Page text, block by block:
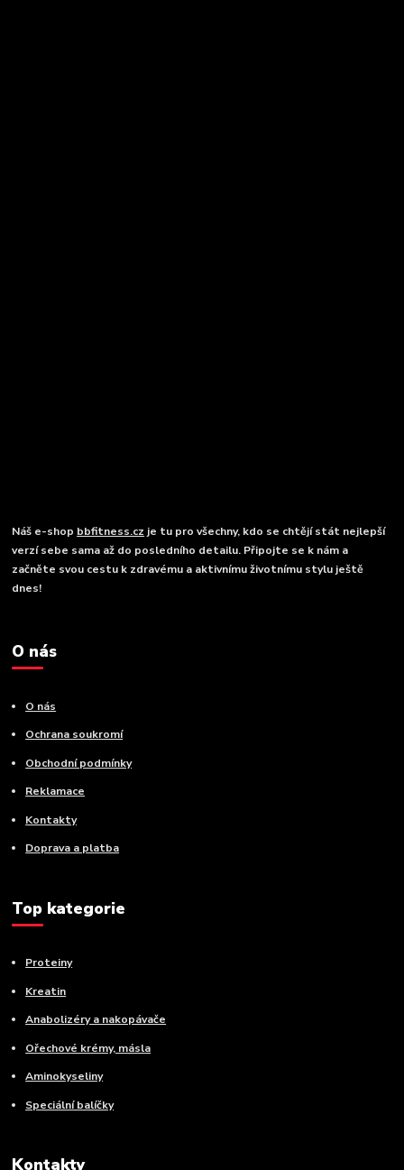
Náš e-shop bbfitness.cz je tu pro všechny, kdo se chtějí stát nejlepší
verzí sebe sama až do posledního detailu. Připojte se k nám a
začněte svou cestu k zdravému a aktivnímu životnímu stylu ještě
dnes!
O nás
O nás
Ochrana soukromí
Obchodní podmínky
Reklamace
Kontakty
Doprava a platba
Top kategorie
Proteiny
Kreatin
Anabolizéry a nakopávače
Ořechové krémy, másla
Aminokyseliny
Speciální balíčky
Kontakty